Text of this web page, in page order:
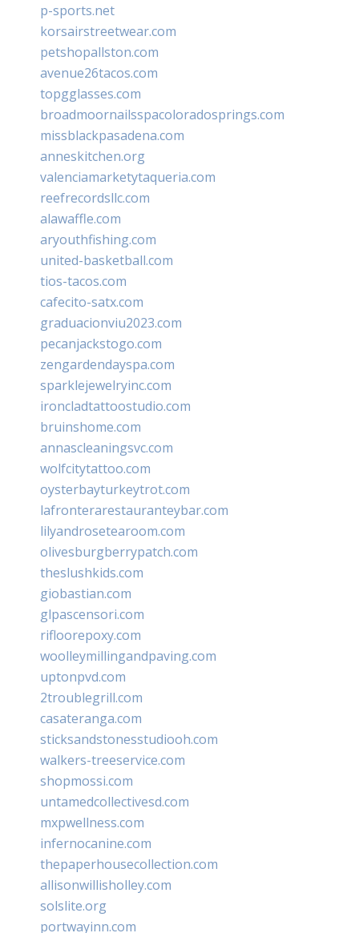
p-sports.net
korsairstreetwear.com
petshopallston.com
avenue26tacos.com
topgglasses.com
broadmoornailsspacoloradosprings.com
missblackpasadena.com
anneskitchen.org
valenciamarketytaqueria.com
reefrecordsllc.com
alawaffle.com
aryouthfishing.com
united-basketball.com
tios-tacos.com
cafecito-satx.com
graduacionviu2023.com
pecanjackstogo.com
zengardendayspa.com
sparklejewelryinc.com
ironcladtattoostudio.com
bruinshome.com
annascleaningsvc.com
wolfcitytattoo.com
oysterbayturkeytrot.com
lafronterarestauranteybar.com
lilyandrosetearoom.com
olivesburgberrypatch.com
theslushkids.com
giobastian.com
glpascensori.com
rifloorepoxy.com
woolleymillingandpaving.com
uptonpvd.com
2troublegrill.com
casateranga.com
sticksandstonesstudiooh.com
walkers-treeservice.com
shopmossi.com
untamedcollectivesd.com
mxpwellness.com
infernocanine.com
thepaperhousecollection.com
allisonwillisholley.com
solslite.org
portwayinn.com